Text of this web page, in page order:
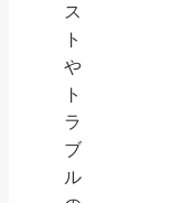
ス
ト
や
ト
ラ
ブ
ル